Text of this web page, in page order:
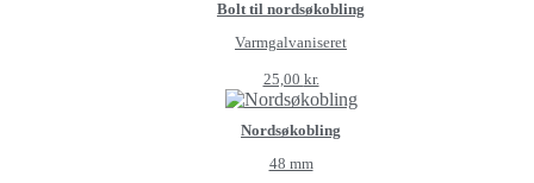
Bolt til nordsøkobling
Varmgalvaniseret
25,00 kr.
Nordsøkobling
48 mm